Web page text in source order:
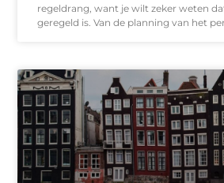
regeldrang, want je wilt zeker weten
geregeld is. Van de planning van het